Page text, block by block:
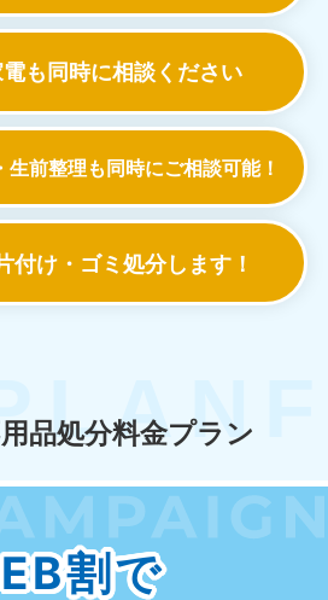
も同時に相談ください
生前整理も同時にご相談可能！
付け・ゴミ処分します！
品処分料金プラン
割で